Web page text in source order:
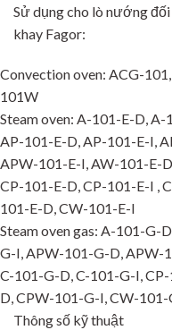
Sử dụng cho lò nướng
khay Fagor:
Convection oven: ACG-
101W
Steam oven: A-101-E-D,
AP-101-E-D, AP-101-E-I,
APW-101-E-I, AW-101-E-
CP-101-E-D, CP-101-E-I ,
101-E-D, CW-101-E-I
Steam oven gas: A-101-G-
G-I, APW-101-G-D, APW-
C-101-G-D, C-101-G-I,
D, CPW-101-G-I, CW-
Thông số kỹ thuật